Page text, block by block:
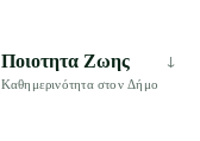
Ποιοτητα Ζωης
Καθημερινότητα στον Δήμο